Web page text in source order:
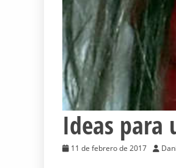
Ideas para
11 de febrero de 2017